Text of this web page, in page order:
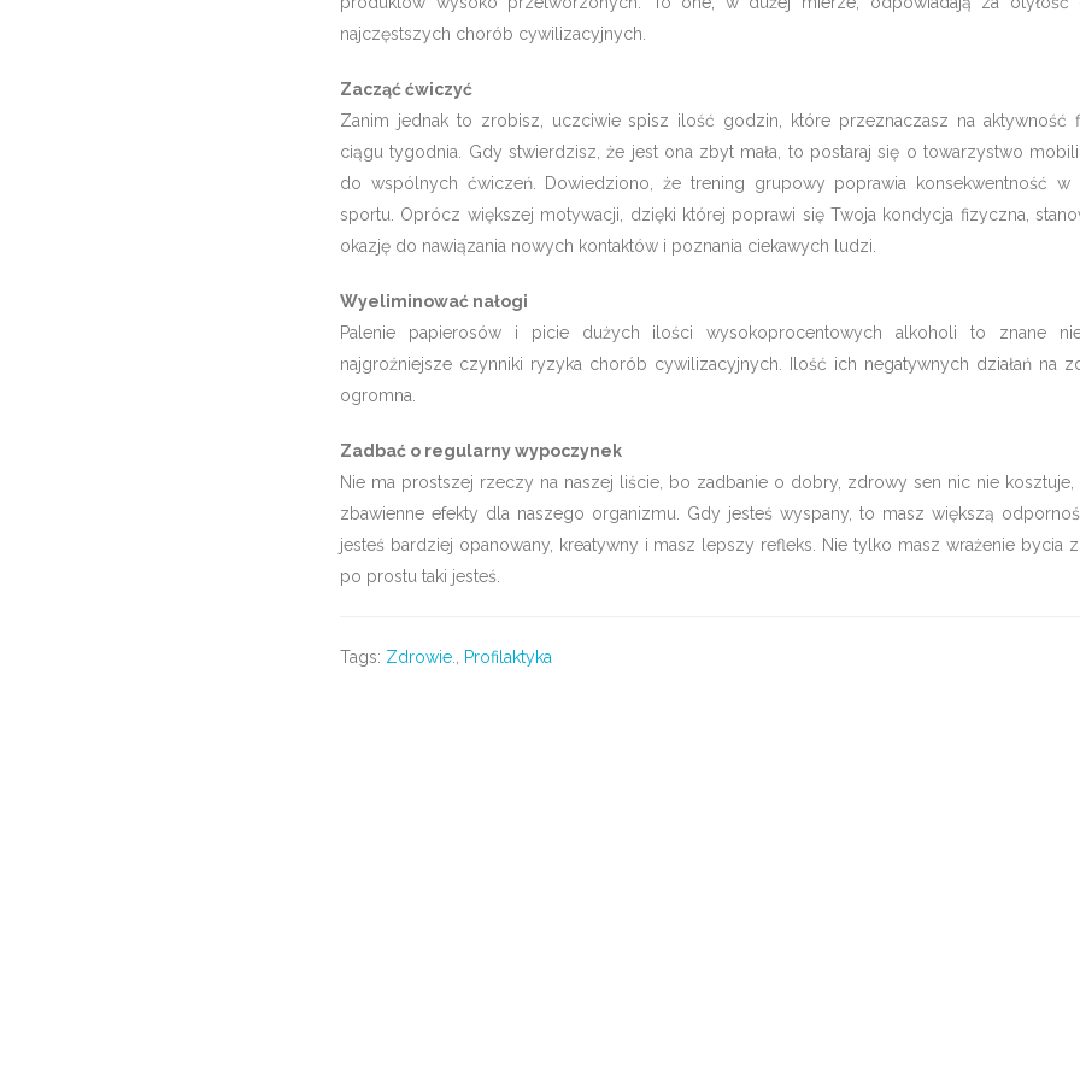
najczęstszych chorób cywilizacyjnych.
Zacząć ćwiczyć
Zanim jednak to zrobisz, uczciwie spisz ilość godzin, które przeznaczasz na aktywność
ciągu tygodnia. Gdy stwierdzisz, że jest ona zbyt mała, to postaraj się o towarzystwo
do wspólnych ćwiczeń. Dowiedziono, że trening grupowy poprawia konsekwentność w
sportu. Oprócz większej motywacji, dzięki której poprawi się Twoja kondycja fizyczna,
okazję do nawiązania nowych kontaktów i poznania ciekawych ludzi.
Wyeliminować nałogi
Palenie papierosów i picie dużych ilości wysokoprocentowych alkoholi to znane
najgroźniejsze czynniki ryzyka chorób cywilizacyjnych. Ilość ich negatywnych działań na
ogromna.
Zadbać o regularny wypoczynek
Nie ma prostszej rzeczy na naszej liście, bo zadbanie o dobry, zdrowy sen nic nie kosztuje,
zbawienne efekty dla naszego organizmu. Gdy jesteś wyspany, to masz większą
jesteś bardziej opanowany, kreatywny i masz lepszy refleks. Nie tylko masz wrażenie bycia
po prostu taki jesteś.
Tags: Zdrowie. Profilaktyka